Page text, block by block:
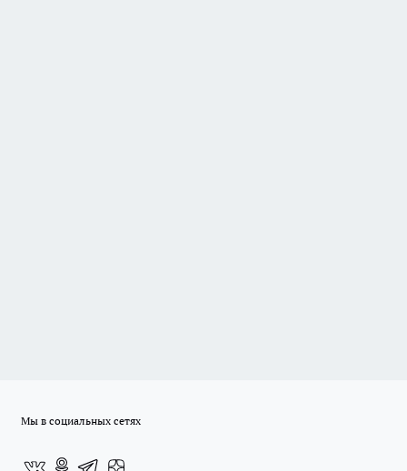
Мы в социальных сетях